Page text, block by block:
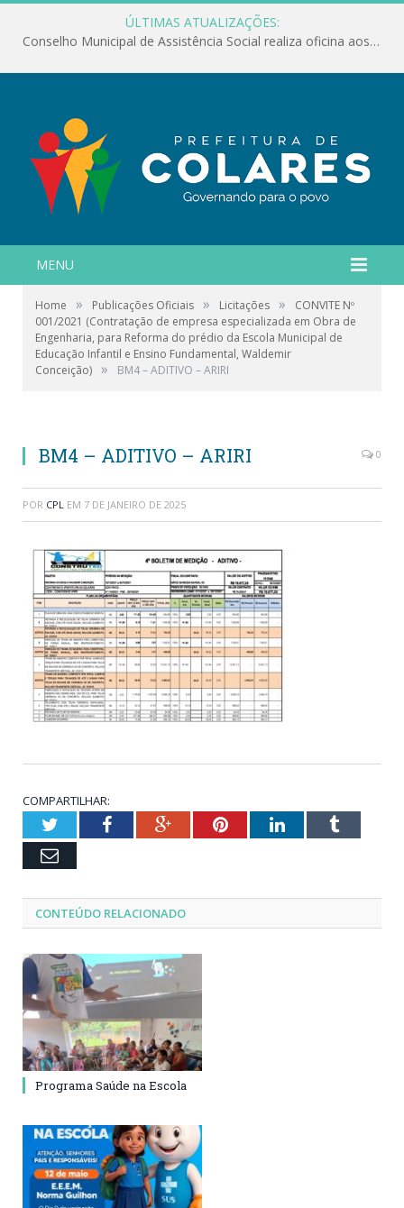
ÚLTIMAS ATUALIZAÇÕES:
Conselho Municipal de Assistência Social realiza oficina aos servidores
MENU
Home » Publicações Oficiais » Licitações »
CONVITE Nº
001/2021 (Contratação de empresa especializada em Obra de
Engenharia, para Reforma do prédio da Escola Municipal de
Educação Infantil e Ensino Fundamental, Waldemir
Conceição) » BM4 – ADITIVO – ARIRI
BM4 – ADITIVO – ARIRI 0
POR CPL EM 7 DE JANEIRO DE 2025
COMPARTILHAR:
TwitterFacebookGoogle+PinterestLinkedInTumblr
Email
CONTEÚDO RELACIONADO
Programa Saúde na Escola